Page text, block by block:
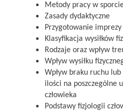
Metody pracy w
Zasady dydaktyczne
Przygotowanie
Klasyfikacja wysiłków
Rodzaje oraz wpływ
Wpływ wysiłku
Wpływ braku ruchu
ilości na poszczególne
człowieka
Podstawy fizjologii